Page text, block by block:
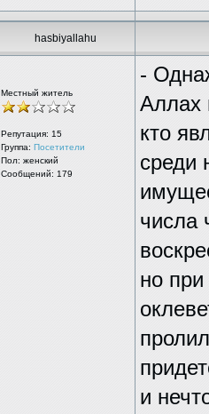
hasbiyallahu
Местный житель
Репутация: 15
Группа: Посетители
Пол: женский
Сообщений: 179
-
Аллах
кто
среди
числа
но при
и